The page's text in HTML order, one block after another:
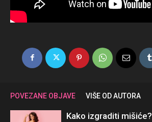
POVEZANE OBJAVE VIŠE OD AUTORA
Kako izgraditi mišiće?